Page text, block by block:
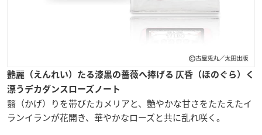
艶麗（えんれい）たる漆黒の薔薇へ捧げる 仄昏（ほのぐら）く
漂うデカダンスローズノート
翳（かげ）りを帯びたカメリアと、艶やかな甘さをたたえたイ
ランイランが花開き、華やかなローズと共に乱れ咲く。